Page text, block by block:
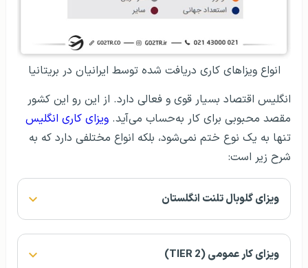
انواع ویزاهای کاری دریافت شده توسط ایرانیان در بریتانیا
انگلیس اقتصاد بسیار قوی و فعالی دارد. از این رو این کشور
مقصد محبوبی برای کار به‌حساب می‌آید. ویزای کاری انگلیس
تنها به یک نوع ختم نمی‌شود، بلکه انواع مختلفی دارد که به
شرح زیر است:
ویزای گلوبال تلنت انگلستان
ویزای کار عمومی (TIER 2)